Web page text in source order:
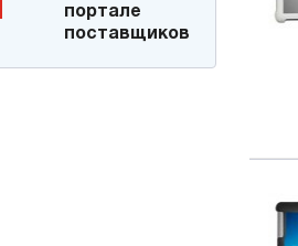
портале
поставщиков